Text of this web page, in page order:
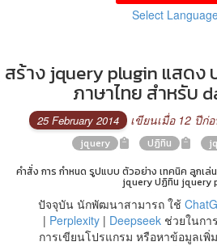
Select
สร้าง jquery plugin แสดง
ภาษาไทย สำหรับ
25 February 2014 เขียนเมื่อ 12 ปีก่
jquery ปฏิทิน
คำสั่ง การ กำหนด รูปแบบ ตัวอย่าง เทคนิค ลูกเล่
jquery ปฏิทิน jquery
ปัจจุบัน นักพัฒนาสามารถ ใช้
| Perplexity| Deepseekช่วยในกา
การเขียนโปรแกรม หรือหาข้อมูลเพิ่